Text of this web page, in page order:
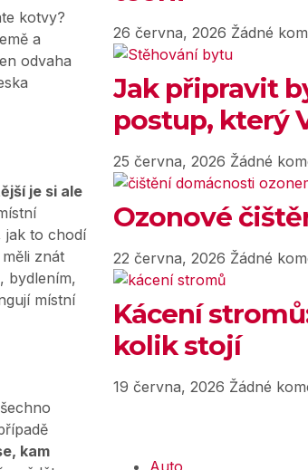
kotvy?
a
odvaha
je si ale
jak to chodí
znát
bydlením,
místní
kam
26 června, 2026 Žádné
Jak připravit
postup, který
25 června, 2026 Žádné
Ozonové
22 června, 2026 Žádné
Kácení
kolik stojí
19 června, 2026 Žádné
Auto